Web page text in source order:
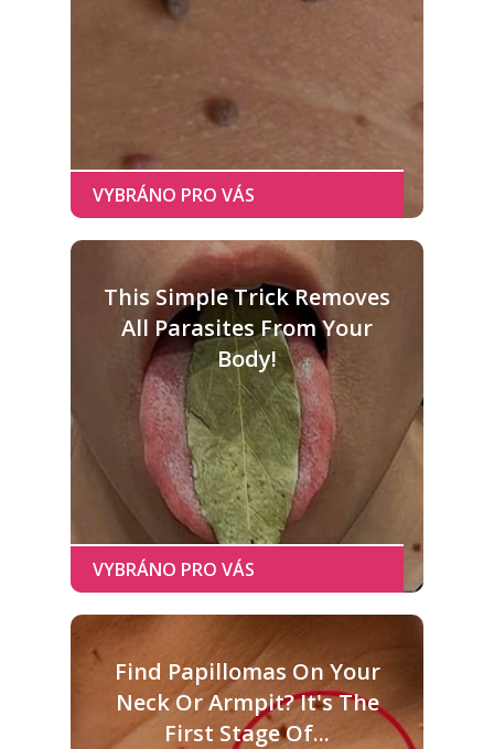
This Simple Trick Removes
All Parasites From Your
Body!
Find Papillomas On Your
Neck Or Armpit? It's The
First Stage Of...